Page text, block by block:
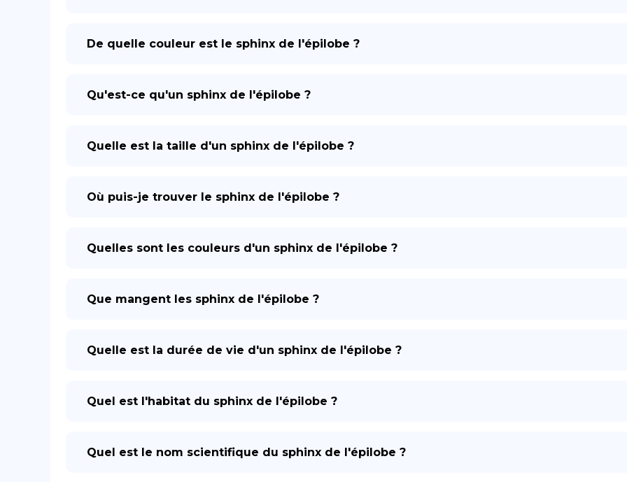
De quelle couleur est le sphinx de l'épilobe ?
Qu'est-ce qu'un sphinx de l'épilobe ?
Quelle est la taille d'un sphinx de l'épilobe ?
Où puis-je trouver le sphinx de l'épilobe ?
Quelles sont les couleurs d'un sphinx de l'épilobe ?
Que mangent les sphinx de l'épilobe ?
Quelle est la durée de vie d'un sphinx de l'épilobe ?
Quel est l'habitat du sphinx de l'épilobe ?
Quel est le nom scientifique du sphinx de l'épilobe ?